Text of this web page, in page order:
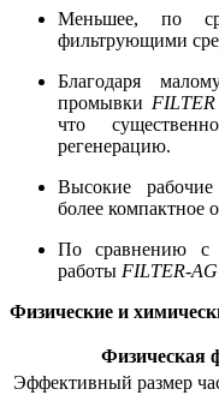
Меньшее, по
фильтрующими
Благодаря
промывки
что
регенерацию.
Высокие рабочие
более компактное
По сравнению с
работы FILTER-AG
Физические и
Физическая
Эффективный размер